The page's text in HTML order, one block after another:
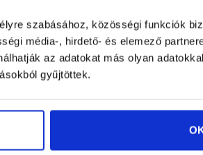
szabásához, közösségi funkciók
média-, hirdető- és elemező
az adatokat más olyan
gyűjtöttek.
alatt több ezer autó sérül meg.